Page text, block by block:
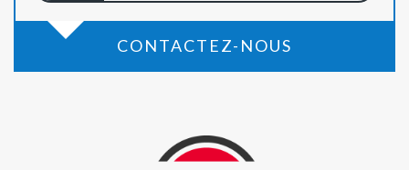
CONTACTEZ-NOUS